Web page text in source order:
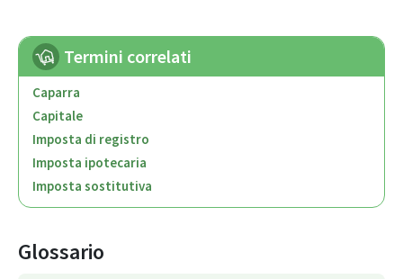
Termini correlati
Caparra
Capitale
Imposta di registro
Imposta ipotecaria
Imposta sostitutiva
Glossario